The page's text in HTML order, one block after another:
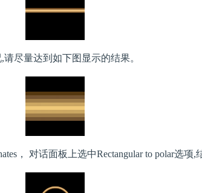
尽量达到如下图显示的结果。
， 对话面板上选中Rectangular to polar选项,